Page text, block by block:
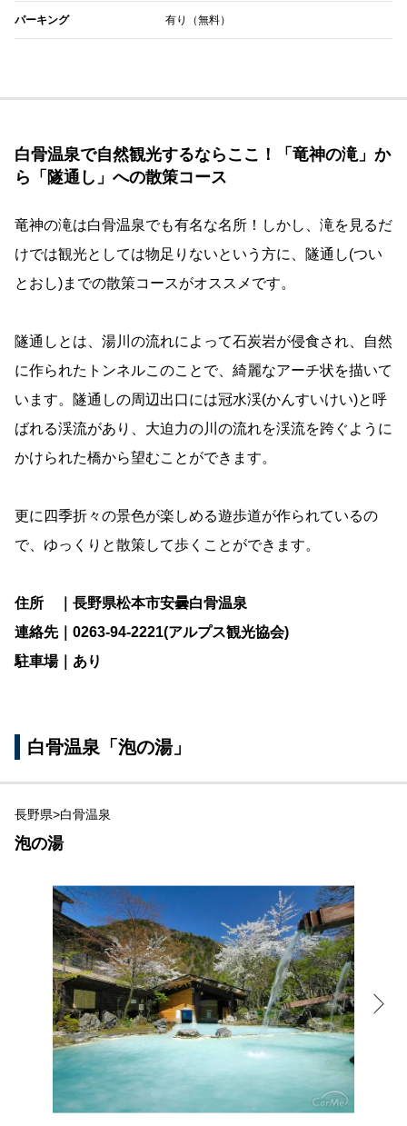
パーキング 有り（無料）
白骨温泉で自然観光するならここ！「竜神の滝」か
ら「隧通し」への散策コース
竜神の滝は白骨温泉でも有名な名所！しかし、滝を見るだ
けでは観光としては物足りないという方に、隧通し(つい
とおし)までの散策コースがオススメです。
隧通しとは、湯川の流れによって石炭岩が侵食され、自然
に作られたトンネルこのことで、綺麗なアーチ状を描いて
います。隧通しの周辺出口には冠水渓(かんすいけい)と呼
ばれる渓流があり、大迫力の川の流れを渓流を跨ぐように
かけられた橋から望むことができます。
更に四季折々の景色が楽しめる遊歩道が作られているの
で、ゆっくりと散策して歩くことができます。
住所 ｜長野県松本市安曇白骨温泉
連絡先｜0263-94-2221(アルプス観光協会)
駐車場｜あり
白骨温泉「泡の湯」
長野県>白骨温泉
泡の湯